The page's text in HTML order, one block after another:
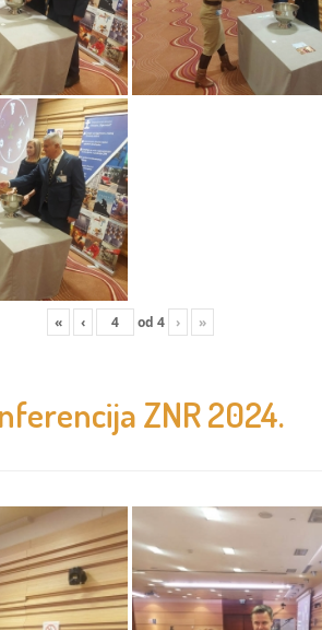
« ‹ od 4 › »
ZNR 2024.